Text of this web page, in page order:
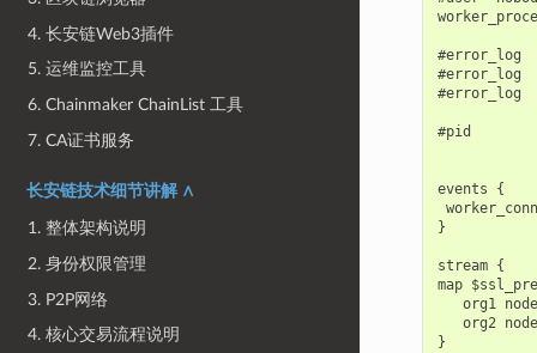
4. 长安链Web3插件
5. 运维监控工具
6. Chainmaker ChainList 工具
7. CA证书服务
长安链技术细节讲解 ∧
1. 整体架构说明
2. 身份权限管理
3. P2P网络
4. 核心交易流程说明
#error_log
#error_log
#error_log
#pid
events {
}
stream {
map
org1
org2
}